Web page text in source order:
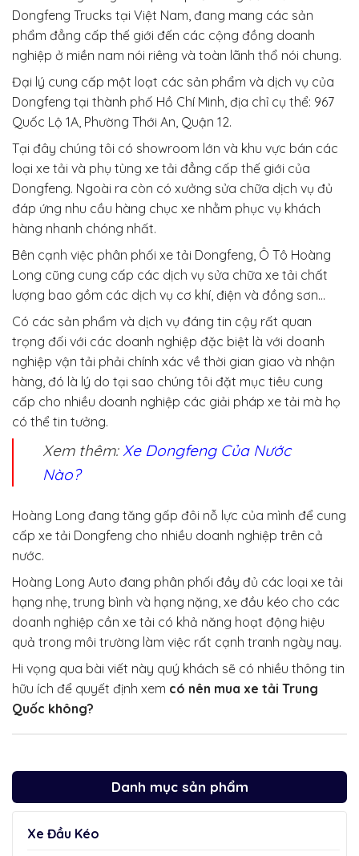
Danh mục sản phẩm
Xe Đầu Kéo
Dongfeng Trucks tại Việt Nam, đang mang các sản
phẩm đẳng cấp thế giới đến các cộng đồng doanh
nghiệp ở miền nam nói riêng và toàn lãnh thổ nói chung.
Đại lý cung cấp một loạt các sản phẩm và dịch vụ của
Dongfeng tại thành phố Hồ Chí Minh, địa chỉ cụ thể: 967
Quốc Lộ 1A, Phường Thới An, Quận 12.
Tại đây chúng tôi có showroom lớn và khu vực bán các
loại xe tải và phụ tùng xe tải đẳng cấp thế giới của
Dongfeng. Ngoài ra còn có xưởng sửa chữa dịch vụ đủ
đáp ứng nhu cầu hàng chục xe nhằm phục vụ khách
hàng nhanh chóng nhất.
Bên cạnh việc phân phối xe tải Dongfeng, Ô Tô Hoàng
Long cũng cung cấp các dịch vụ sửa chữa xe tải chất
lượng bao gồm các dịch vụ cơ khí, điện và đồng sơn…
Có các sản phẩm và dịch vụ đáng tin cậy rất quan
trọng đối với các doanh nghiệp đặc biệt là với doanh
nghiệp vận tải phải chính xác về thời gian giao và nhận
hàng, đó là lý do tại sao chúng tôi đặt mục tiêu cung
cấp cho nhiều doanh nghiệp các giải pháp xe tải mà họ
có thể tin tưởng.
Xem thêm:Xe Dongfeng Của Nước
Nào?
Hoàng Long đang tăng gấp đôi nỗ lực của mình để cung
cấp xe tải Dongfeng cho nhiều doanh nghiệp trên cả
nước.
Hoàng Long Auto đang phân phối đầy đủ các loại xe tải
hạng nhẹ, trung bình và hạng nặng, xe đầu kéo cho các
doanh nghiệp cần xe tải có khả năng hoạt động hiệu
quả trong môi trường làm việc rất cạnh tranh ngày nay.
Hi vọng qua bài viết này quý khách sẽ có nhiều thông tin
hữu ích để quyết định xem có nên mua xe tải Trung
Quốc không?